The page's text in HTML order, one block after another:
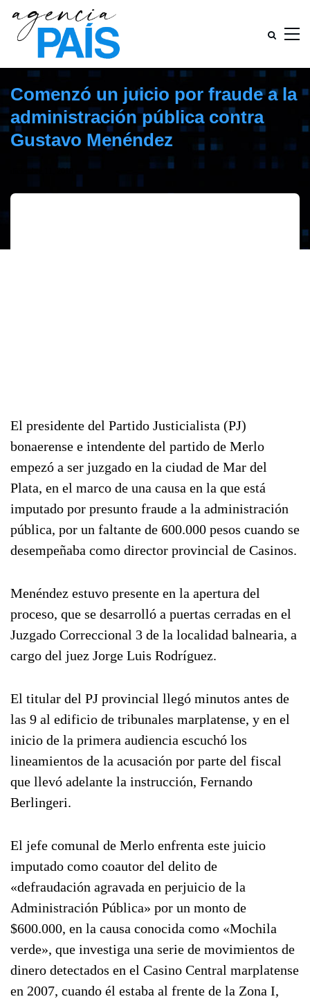
Comenzó un juicio por fraude a la
administración pública contra
Gustavo Menéndez
diciembre 11, 2018
El presidente del Partido Justicialista (PJ)
bonaerense e intendente del partido de Merlo
empezó a ser juzgado en la ciudad de Mar del
Plata, en el marco de una causa en la que está
imputado por presunto fraude a la administración
pública, por un faltante de 600.000 pesos cuando se
desempeñaba como director provincial de Casinos.
Menéndez estuvo presente en la apertura del
proceso, que se desarrolló a puertas cerradas en el
Juzgado Correccional 3 de la localidad balnearia, a
cargo del juez Jorge Luis Rodríguez.
El titular del PJ provincial llegó minutos antes de
las 9 al edificio de tribunales marplatense, y en el
inicio de la primera audiencia escuchó los
lineamientos de la acusación por parte del fiscal
que llevó adelante la instrucción, Fernando
Berlingeri.
El jefe comunal de Merlo enfrenta este juicio
imputado como coautor del delito de
«defraudación agravada en perjuicio de la
Administración Pública» por un monto de
$600.000, en la causa conocida como «Mochila
verde», que investiga una serie de movimientos de
dinero detectados en el Casino Central marplatense
en 2007, cuando él estaba al frente de la Zona I,